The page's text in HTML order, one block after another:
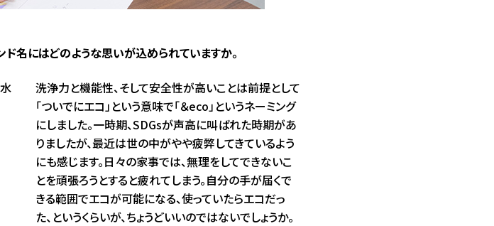
ド名にはどのような思いが込められていますか。
洗浄力と機能性、そして安全性が高いことは前提として
「ついでにエコ」という意味で「＆eco」というネーミング
にしました。一時期、SDGsが声高に叫ばれた時期があ
りましたが、最近は世の中がやや疲弊してきているよう
にも感じます。日々の家事では、無理をしてできないこ
とを頑張ろうとすると疲れてしまう。自分の手が届くで
きる範囲でエコが可能になる、使っていたらエコだっ
た、というくらいが、ちょうどいいのではないでしょうか。